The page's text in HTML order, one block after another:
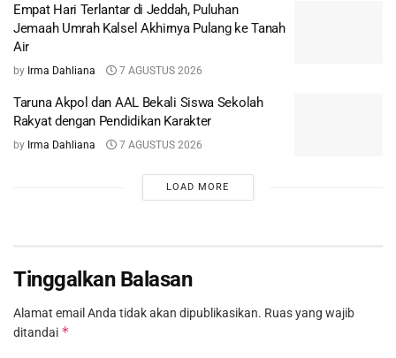
Empat Hari Terlantar di Jeddah, Puluhan
Jemaah Umrah Kalsel Akhirnya Pulang ke Tanah
Air
by Irma Dahliana 7 AGUSTUS 2026
Taruna Akpol dan AAL Bekali Siswa Sekolah
Rakyat dengan Pendidikan Karakter
by Irma Dahliana 7 AGUSTUS 2026
LOAD MORE
Tinggalkan Balasan
Alamat email Anda tidak akan dipublikasikan. Ruas yang wajib
ditandai *